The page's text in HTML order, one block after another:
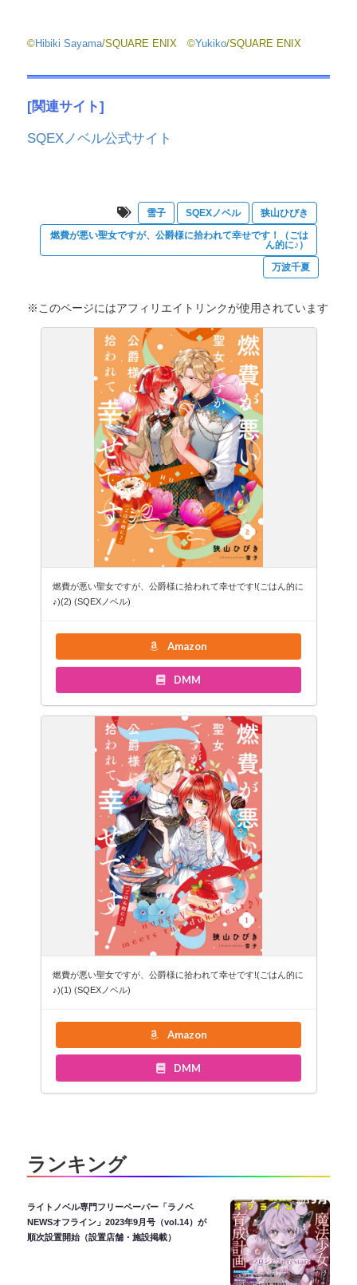
©Hibiki Sayama/SQUARE ENIX ©Yukiko/SQUARE ENIX
[関連サイト]
SQEXノベル公式サイト
雪子 SQEXノベル
狭山ひびき
燃費が悪い聖女ですが、公爵様に拾われて幸せです！（ごは
ん的に♪）
万波千夏
※このページにはアフィリエイトリンクが使用されています
燃費が悪い聖女ですが、公爵様に拾われて幸せです!(ごはん的に
♪)(2) (SQEXノベル)
Amazon
DMM
燃費が悪い聖女ですが、公爵様に拾われて幸せです!(ごはん的に
♪)(1) (SQEXノベル)
Amazon
DMM
ランキング
ライトノベル専門フリーペーパー「ラノベ
NEWSオフライン」2023年9月号（vol.14）が
順次設置開始（設置店舗・施設掲載）